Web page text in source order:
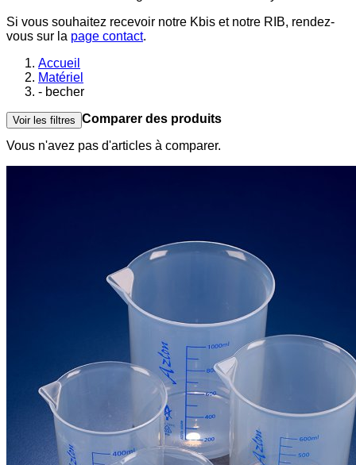
Si vous souhaitez recevoir notre Kbis et notre RIB, rendez-
vous sur la page contact.
Accueil
Matériel
- becher
Voir les filtres Comparer des produits
Vous n'avez pas d'articles à comparer.